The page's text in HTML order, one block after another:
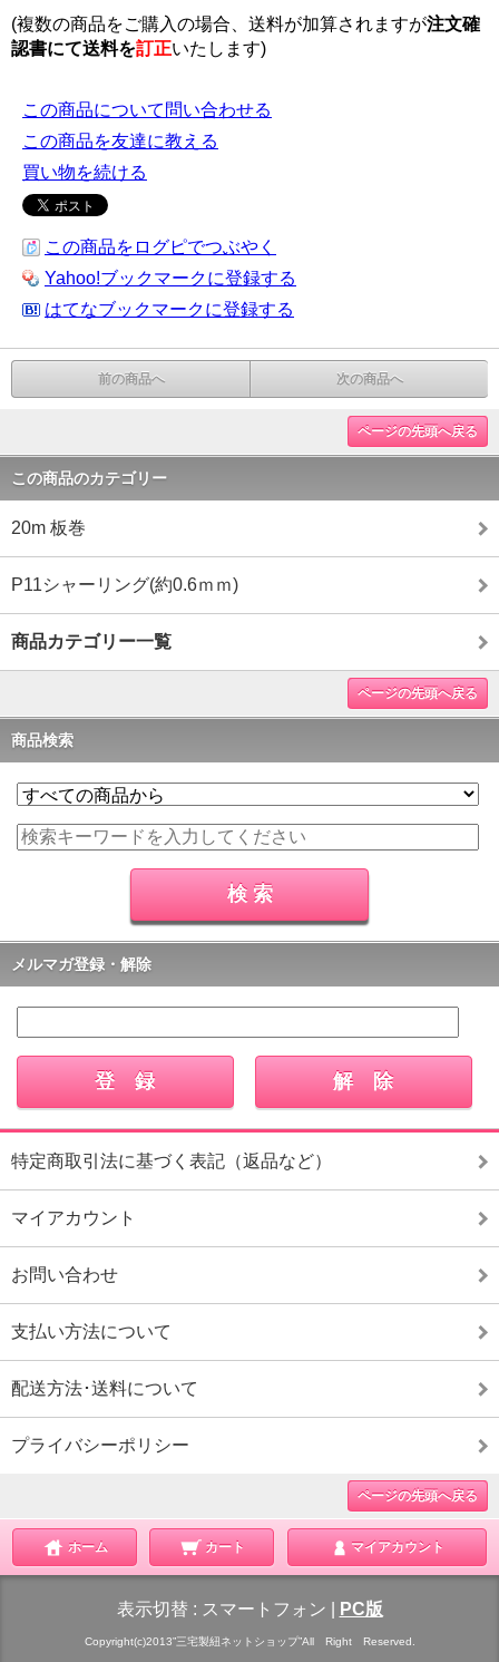
(複数の商品をご購入の場合、送料が加算されますが注文確
認書にて送料を訂正いたします)
この商品について問い合わせる
この商品を友達に教える
買い物を続ける
この商品をログピでつぶやく
Yahoo!ブックマークに登録する
はてなブックマークに登録する
前の商品へ 次の商品へ
ページの先頭へ戻る
この商品のカテゴリー
20m 板巻
P11シャーリング(約0.6ｍｍ)
商品カテゴリー一覧
ページの先頭へ戻る
商品検索
メルマガ登録・解除
特定商取引法に基づく表記（返品など）
マイアカウント
お問い合わせ
支払い方法について
配送方法･送料について
プライバシーポリシー
ページの先頭へ戻る
ホーム カート マイアカウント
表示切替 : スマートフォン PC版
Copyright(c)2013”三宅製紐ネットショップ”All Right Reserved.